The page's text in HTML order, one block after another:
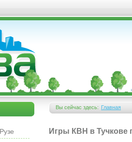
Вы сейчас здесь:
Вы здесь
Главная
Игры КВН в Тучкове